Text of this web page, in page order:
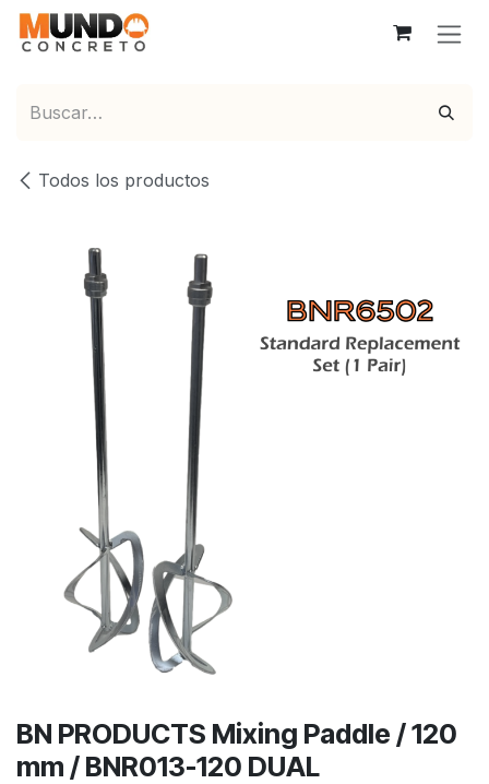
Ir al contenido
Todos los productos
BN PRODUCTS Mixing Paddle / 120
mm / BNR013-120 DUAL